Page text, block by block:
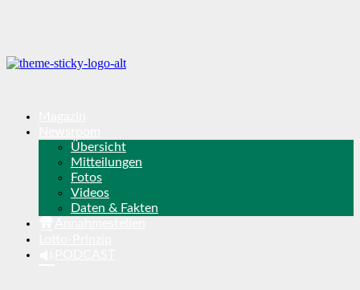
Übersicht
Mitteilungen
Fotos
Videos
Daten & Fakten